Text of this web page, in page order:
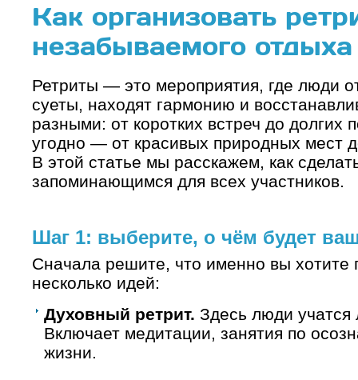
Как организовать
незабываемого отдыха
Ретриты — это мероприятия, где люди
суеты, находят гармонию и
разными: от коротких встреч до долгих
угодно — от красивых природных мест
В этой статье мы расскажем, как
запоминающимся для всех участников.
Шаг 1: выберите, о чём будет
Сначала решите, что именно вы хотите
несколько идей:
Духовный ретрит. Здесь люди
Включает медитации, занятия по
жизни.